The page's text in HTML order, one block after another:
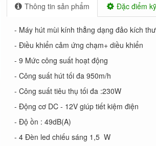
Thông tin sản phẩm Đặc điểm
- Máy hút mùi kính thẳng dạng đảo kích
- Điều khiển cảm ứng chạm+ diều khiển
- 9 Mức công suất hoạt động
- Công suất hút tối đa 950m/h
- Công suất tiêu thụ tối đa :230W
- Động cơ DC - 12V giúp tiết kiệm điện
- Độ ồn : 49dB(A)
- 4 Đèn led chiếu sáng 1,5 W